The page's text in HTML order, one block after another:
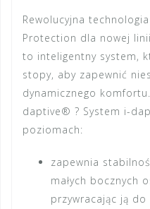
Rewolucyjna
Protection dla nowej
to inteligentny system,
stopy, aby zapewnić
dynamicznego komfortu.
daptive® ? System i-
poziomach:
zapewnia
małych bocznych
przywracając ją